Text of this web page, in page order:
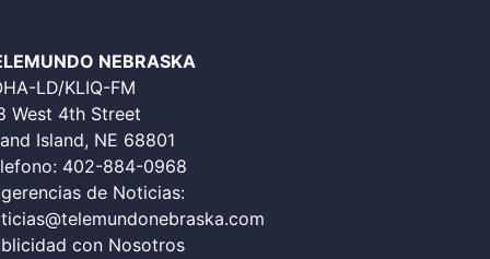
NEBRASKA
LD/KLIQ-FM
West 4th Street
Island, NE 68801
402-884-0968
de Noticias:
con Nosotros